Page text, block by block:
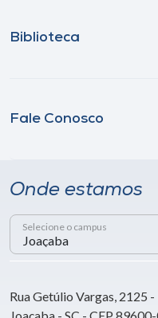
Biblioteca
Fale Conosco
Onde estamos
Selecione o campus
Rua Getúlio Vargas, 2125
Joaçaba - SC - CEP